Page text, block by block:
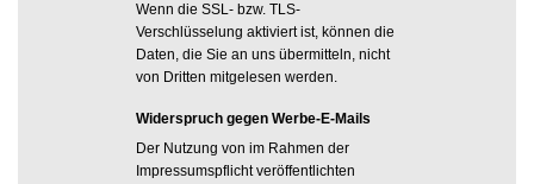
Wenn die SSL- bzw. TLS-
Verschlüsselung aktiviert ist, können die
Daten, die Sie an uns übermitteln, nicht
von Dritten mitgelesen werden.
Widerspruch gegen Werbe-E-Mails
Der Nutzung von im Rahmen der
Impressumspflicht veröffentlichten